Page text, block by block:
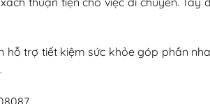
trợ tiết kiệm sức khỏe góp phần